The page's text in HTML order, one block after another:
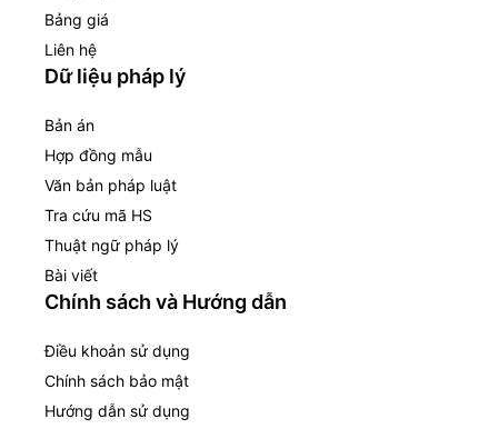
Bảng giá
Liên hệ
Dữ liệu pháp lý
Bản án
Hợp đồng mẫu
Văn bản pháp luật
Tra cứu mã HS
Thuật ngữ pháp lý
Bài viết
Chính sách và Hướng dẫn
Điều khoản sử dụng
Chính sách bảo mật
Hướng dẫn sử dụng